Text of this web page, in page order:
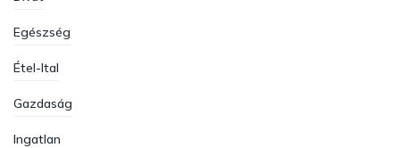
Egészség
Étel-Ital
Gazdaság
Ingatlan